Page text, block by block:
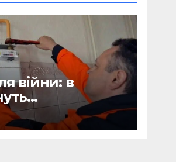
війни: в
лічильників